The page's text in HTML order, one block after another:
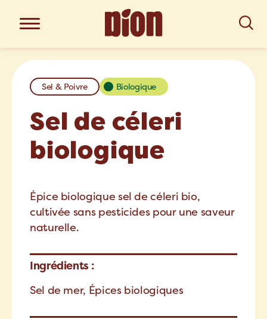
Sel & Poivre Biologique
Sel de céleri
biologique
Épice biologique sel de céleri bio,
cultivée sans pesticides pour une saveur
naturelle.
Ingrédients :
Sel de mer, Épices biologiques